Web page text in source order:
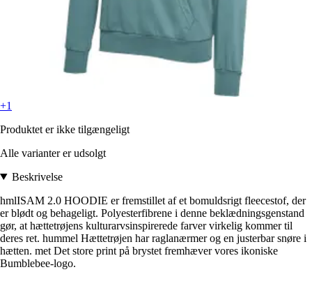
+1
Produktet er ikke tilgængeligt
Alle varianter er udsolgt
Beskrivelse
hmlISAM 2.0 HOODIE er fremstillet af et bomuldsrigt fleecestof, der
er blødt og behageligt. Polyesterfibrene i denne beklædningsgenstand
gør, at hættetrøjens kulturarvsinspirerede farver virkelig kommer til
deres ret. hummel Hættetrøjen har raglanærmer og en justerbar snøre i
hætten. met Det store print på brystet fremhæver vores ikoniske
Bumblebee-logo.